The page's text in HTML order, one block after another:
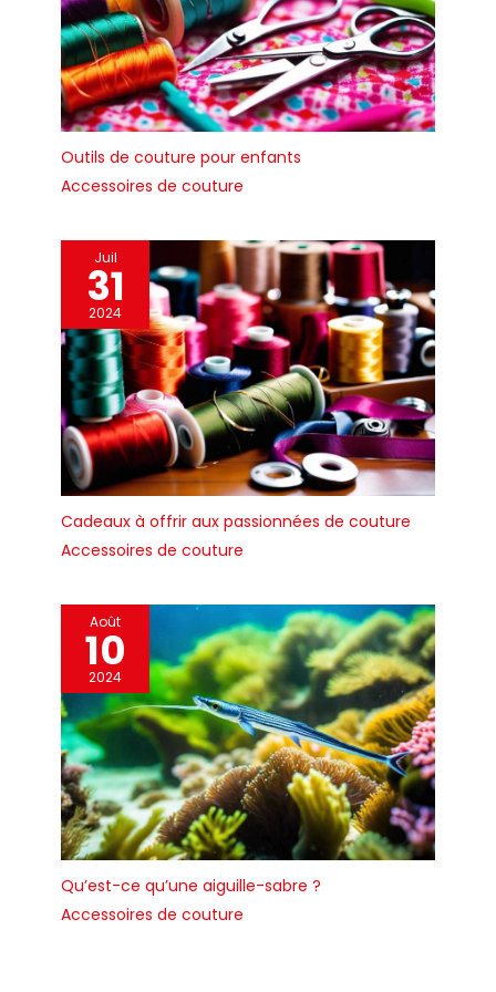
plus économiquement.
Outils de couture pour enfants
Accessoires de couture
Juil
31
2024
Cadeaux à offrir aux passionnées de couture
Accessoires de couture
Août
10
2024
Qu’est-ce qu’une aiguille-sabre ?
Accessoires de couture